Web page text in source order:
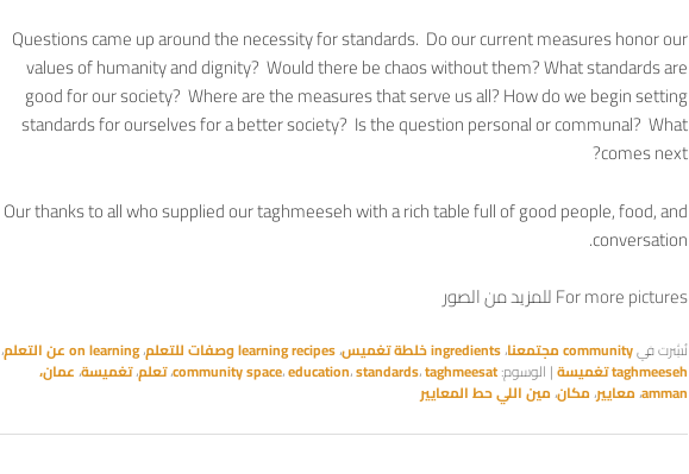
Questions came up around the necessity for standards. Do our current measures honor our
values of humanity and dignity? Would there be chaos without them? What standards are
good for our society? Where are the measures that serve us all? How do we begin setting
standards for ourselves for a better society? Is the question personal or communal? What
comes next?
Our thanks to all who supplied our taghmeeseh with a rich table full of good people, food, and
conversation.
For more pictures للمزيد من الصور
نُشِرت فيcommunity مجتمعنا ،ingredients خلطة تغميس ،learning recipes وصفات للتعلم ،on learning عن التعلم ،
taghmeeseh تغميسة | الوسوم: community space،education،standards،taghmeesat ،تعلم،تغميسة،عمان،
amman،معايير،مكان،مين اللي حط المعايير